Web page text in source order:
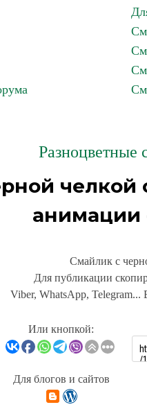
Разноцветные
анимации
Смайлик с
Для публикации
Viber, WhatsApp, Telegram...
Или кнопкой:
Для блогов и сайтов